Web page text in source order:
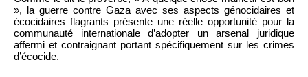
», la guerre contre Gaza avec ses aspects génocidaires et
écocidaires flagrants présente une réelle opportunité pour la
communauté internationale d’adopter un arsenal juridique
affermi et contraignant portant spécifiquement sur les crimes
d’écocide.